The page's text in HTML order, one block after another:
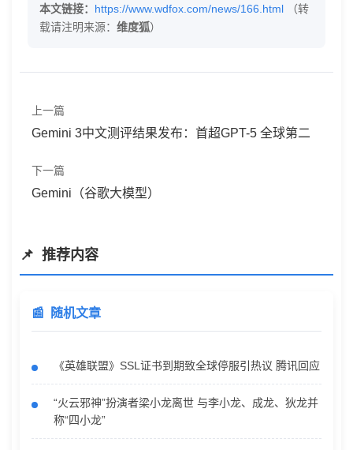
本文链接： https://www.wdfox.com/news/166.html （转
载请注明来源： 维度狐）
上一篇
Gemini 3中文测评结果发布：首超GPT-5 全球第二
下一篇
Gemini（谷歌大模型）
推荐内容
随机文章
《英雄联盟》SSL证书到期致全球停服引热议 腾讯回应
“火云邪神”扮演者梁小龙离世 与李小龙、成龙、狄龙并
称“四小龙”